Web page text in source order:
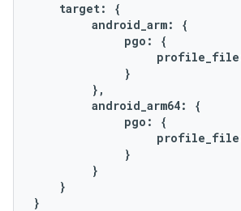
target:
{
android_arm:
{
pgo :
{
profile_file
}
},
android_arm64:
{
pgo :
{
profile_file
}
}
}
}